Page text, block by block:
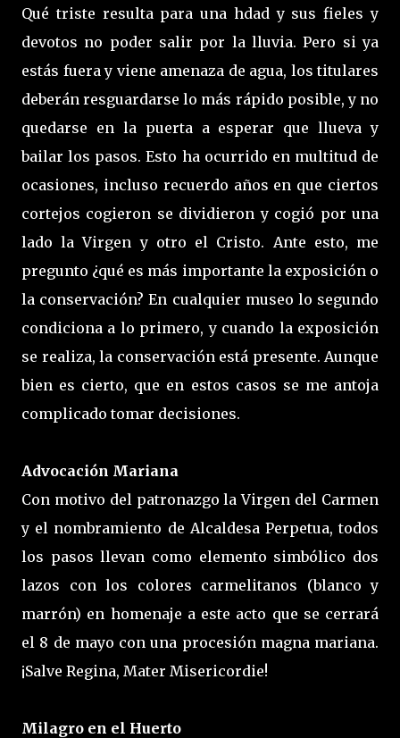
Qué triste resulta para una hdad y sus fieles y
devotos no poder salir por la lluvia. Pero si ya
estás fuera y viene amenaza de agua, los titulares
deberán resguardarse lo más rápido posible, y no
quedarse en la puerta a esperar que llueva y
bailar los pasos. Esto ha ocurrido en multitud de
ocasiones, incluso recuerdo años en que ciertos
cortejos cogieron se dividieron y cogió por una
lado la Virgen y otro el Cristo. Ante esto, me
pregunto ¿qué es más importante la exposición o
la conservación? En cualquier museo lo segundo
condiciona a lo primero, y cuando la exposición
se realiza, la conservación está presente. Aunque
bien es cierto, que en estos casos se me antoja
complicado tomar decisiones.
Advocación Mariana
Con motivo del patronazgo la Virgen del Carmen
y el nombramiento de Alcaldesa Perpetua, todos
los pasos llevan como elemento simbólico dos
lazos con los colores carmelitanos (blanco y
marrón) en homenaje a este acto que se cerrará
el 8 de mayo con una procesión magna mariana.
¡Salve Regina, Mater Misericordie!
Milagro en el Huerto